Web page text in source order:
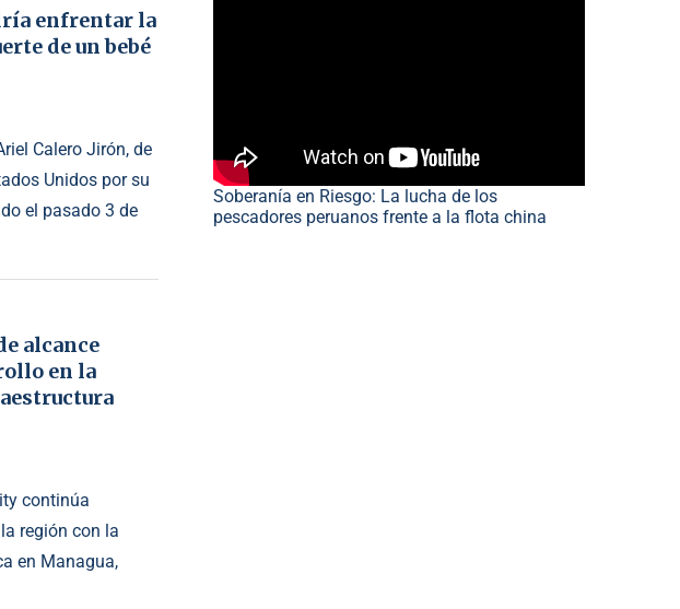
enfrentar la
de un bebé
Calero Jirón, de
Unidos por su
el pasado 3 de
alcance
en la
continúa
región con la
en Managua,
Soberanía en Riesgo: La lucha de los
pescadores peruanos frente a la flota china